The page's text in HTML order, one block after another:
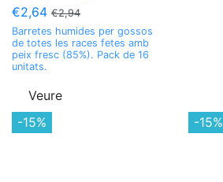
€2,64 €2,94
Barretes humides per gossos
de totes les races fetes amb
peix fresc (85%). Pack de 16
unitats.
Veure
-15% -15%